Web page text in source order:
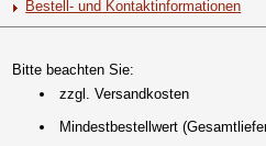
Bestell- und Kontaktinformationen
Bitte beachten Sie:
zzgl. Versandkosten
Mindestbestellwert